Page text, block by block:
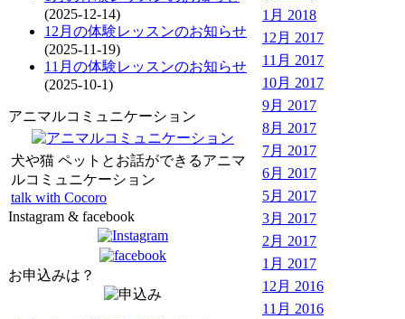
(2025-12-14)
12月の体験レッスンのお知らせ
(2025-11-19)
11月の体験レッスンのお知らせ
(2025-10-1)
アニマルコミュニケーション
犬や猫 ペットとお話ができるアニマ
ルコミュニケーション
talk with Cocoro
Instagram & facebook
お申込みは？
1月 2018
12月 2017
11月 2017
10月 2017
9月 2017
8月 2017
7月 2017
6月 2017
5月 2017
3月 2017
2月 2017
1月 2017
12月 2016
11月 2016